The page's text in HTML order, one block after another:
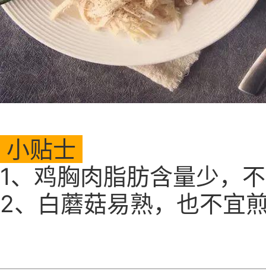
小贴士
1、鸡胸肉脂肪含量少，
2、白蘑菇易熟，也不宜